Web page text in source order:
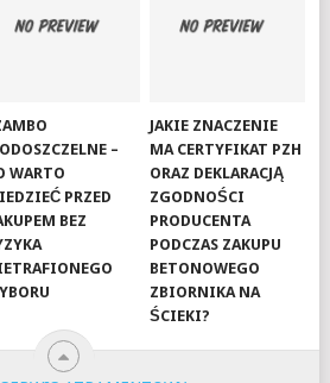
–
WARTO
PRZED
BEZ
JAKIE ZNACZENIE
MA CERTYFIKAT PZH
ORAZ DEKLARACJĄ
ZGODNOŚCI
PRODUCENTA
PODCZAS ZAKUPU
BETONOWEGO
ZBIORNIKA NA
ŚCIEKI?